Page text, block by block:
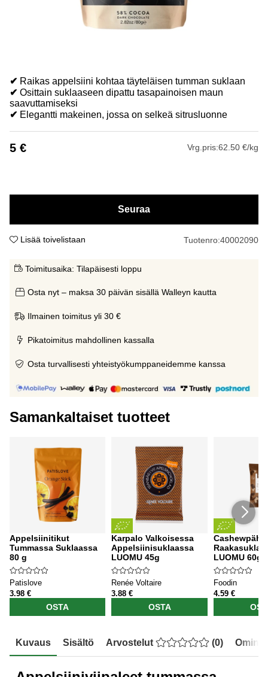
✔ Raikas appelsiini kohtaa täyteläisen tumman suklaan
✔ Osittain suklaaseen dipattu tasapainoisen maun
saavuttamiseksi
✔ Elegantti makeinen, jossa on selkeä sitrusluonne
5 € Vrg.pris:62.50 €/kg
Seuraa
Lisää toivelistaan Tuotenro:40002090
Toimitusaika: Tilapäisesti loppu
Osta nyt – maksa 30 päivän sisällä Walleyn kautta
Ilmainen toimitus yli 30 €
Pikatoimitus mahdollinen kassalla
Osta turvallisesti yhteistyökumppaneidemme kanssa
Samankaltaiset tuotteet
Appelsiinitikut
Tummassa Suklaassa
80 g
Patislove
3.98 €
OSTA
Karpalo Valkoisessa
Appelsiinisuklaassa
LUOMU 45g
Renée Voltaire
3.88 €
OSTA
LUOMU 60g
Foodin
4.59 €
Kuvaus Sisältö Arvostelut (0)